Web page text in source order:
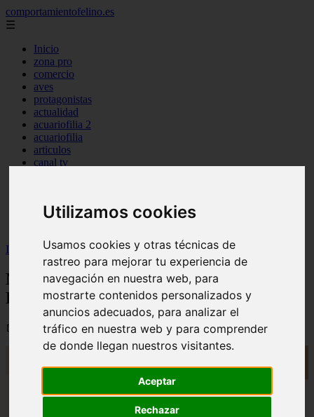
Utilizamos cookies
Usamos cookies y otras técnicas de
rastreo para mejorar tu experiencia de
navegación en nuestra web, para
mostrarte contenidos personalizados y
anuncios adecuados, para analizar el
tráfico en nuestra web y para comprender
de donde llegan nuestros visitantes.
Aceptar
Rechazar
comportamientofelino.es
☰
Inicio
zona pro
comercio
aves
protagonistas
actualidad
acuariofilia 2
acuariofilia
articulos
canal tv
uncategorized
Inicio
gatos2 >Nombres para Perros Hembras en Francés
Nombres para Perros Hembras en
Francés
📅 12/06/2025